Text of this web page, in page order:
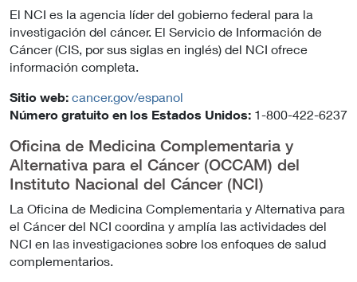
El NCI es la agencia líder del gobierno federal para la
investigación del cáncer. El Servicio de Información de
Cáncer (CIS, por sus siglas en inglés) del NCI ofrece
información completa.
Sitio web: cancer.gov/espanol
Número gratuito en los Estados Unidos: 1-800-422-6237
Oficina de Medicina Complementaria y
Alternativa para el Cáncer (OCCAM) del
Instituto Nacional del Cáncer (NCI)
La Oficina de Medicina Complementaria y Alternativa para
el Cáncer del NCI coordina y amplía las actividades del
NCI en las investigaciones sobre los enfoques de salud
complementarios.